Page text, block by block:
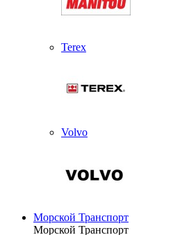
Terex
Volvo
Морской Транспорт
Морской Транспорт